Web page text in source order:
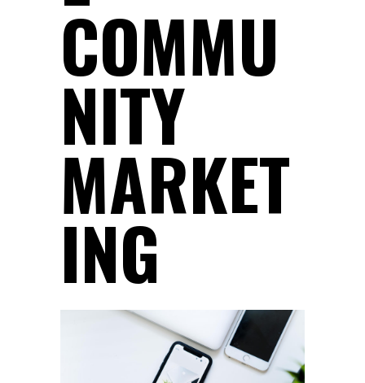
COMMU
NITY
MARKET
ING